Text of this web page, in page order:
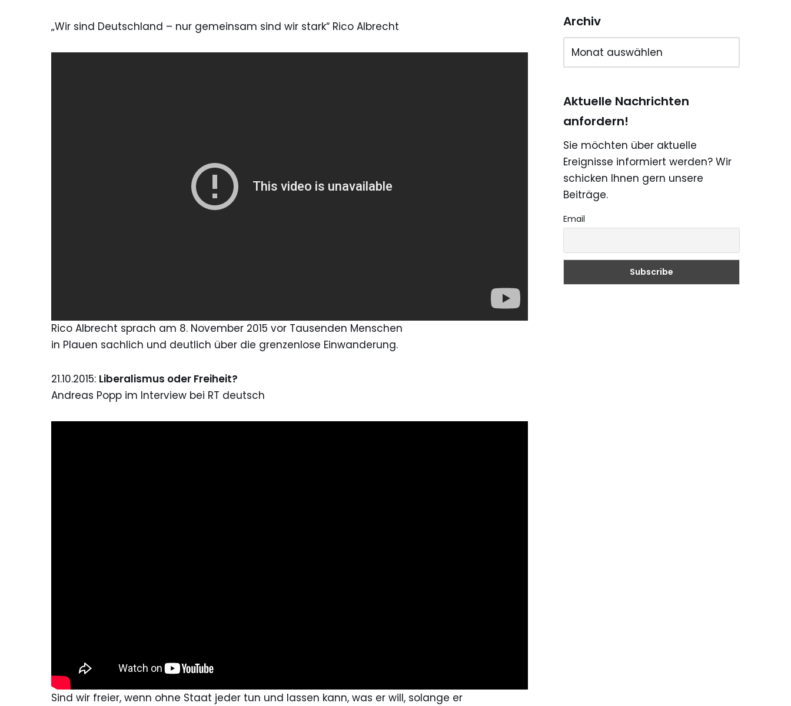
„Wir sind Deutschland – nur gemeinsam sind wir stark“ Rico Albrecht
Rico Albrecht sprach am 8. November 2015 vor Tausenden Menschen
in Plauen sachlich und deutlich über die grenzenlose Einwanderung.
21.10.2015: Liberalismus oder Freiheit?
Andreas Popp im Interview bei RT deutsch
Sind wir freier, wenn ohne Staat jeder tun und lassen kann, was er will, solange er
Archiv
Aktuelle Nachrichten
anfordern!
Sie möchten über aktuelle
Ereignisse informiert werden? Wir
schicken Ihnen gern unsere
Beiträge.
Email